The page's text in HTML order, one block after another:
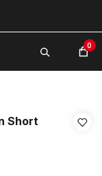
0
Short